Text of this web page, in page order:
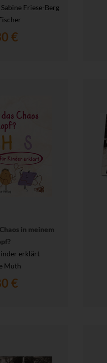
Friese-Berg
€
in meinem
erklärt
Muth
€